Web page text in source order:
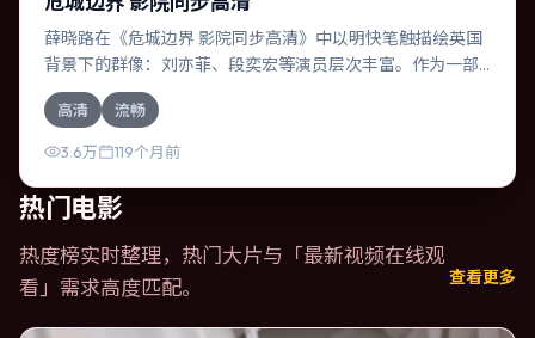
薛晓路在《危城边界 影院同步高清》中以明快笔触描绘英国
背景下的群像：刘亦菲、段奕宏等演员层次丰富。作为一部
悬疑作品，故事从日常裂缝切入，逐步推向不可逆转的结
局；视听语言统一，情感落点克制有力。
高清 流畅
3.6万 119个月前
热门电影
热度榜实时整理，热门大片与「最新视频在线观
看 」需求高度匹配。 查看更多